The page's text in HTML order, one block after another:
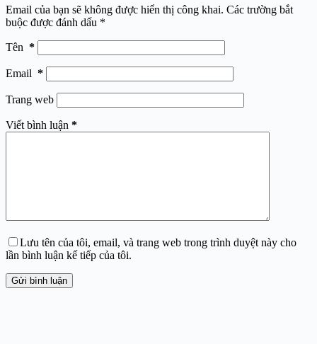
Email của bạn sẽ không được hiển thị công khai. Các trường bắt
buộc được đánh dấu *
Tên *
Email *
Trang web
Viết bình luận *
Lưu tên của tôi, email, và trang web trong trình duyệt này cho
lần bình luận kế tiếp của tôi.
Gửi bình luận